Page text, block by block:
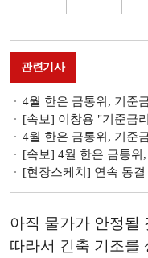
관련기사
4월 한은 금통위, 기준금리
[속보] 이창용 "기준금
4월 한은 금통위, 기준금리
[속보] 4월 한은 금통위
[현장스케치] 연속 동
아직 물가가 안정될
따라서 긴축 기조를